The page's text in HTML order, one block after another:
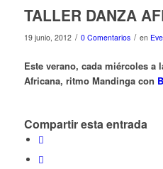
TALLER DANZA
19 junio, 2012 / 0 Comentarios / en
Este verano, cada miércoles a
Africana, ritmo Mandinga con
Compartir esta entrada